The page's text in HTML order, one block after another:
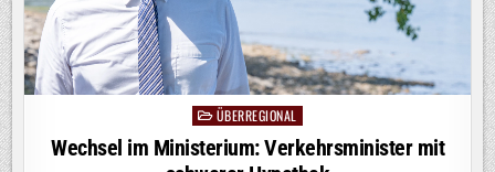
Posted
in
ÜBERREGIONAL
Wechsel im Ministerium: Verkehrsminister mit